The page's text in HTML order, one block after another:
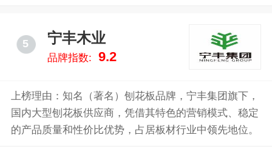
5 宁丰木业
品牌指数: 9.2
上榜理由：知名（著名）刨花板品牌，宁丰集团旗下，
国内大型刨花板供应商，凭借其特色的营销模式、稳定
的产品质量和性价比优势，占居板材行业中领先地位。